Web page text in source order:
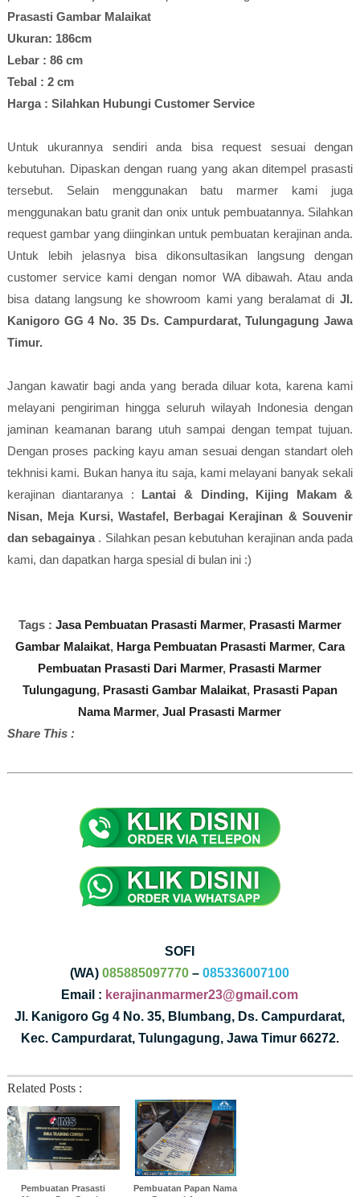
Prasasti Gambar Malaikat
Ukuran: 186cm
Lebar : 86 cm
Tebal : 2 cm
Harga : Silahkan Hubungi Customer Service
Untuk ukurannya sendiri anda bisa request sesuai dengan
kebutuhan. Dipaskan dengan ruang yang akan ditempel prasasti
tersebut. Selain menggunakan batu marmer kami juga
menggunakan batu granit dan onix untuk pembuatannya. Silahkan
request gambar yang diinginkan untuk pembuatan kerajinan anda.
Untuk lebih jelasnya bisa dikonsultasikan langsung dengan
customer service kami dengan nomor WA dibawah. Atau anda
bisa datang langsung ke showroom kami yang beralamat di Jl.
Kanigoro GG 4 No. 35 Ds. Campurdarat, Tulungagung Jawa
Timur.
Jangan kawatir bagi anda yang berada diluar kota, karena kami
melayani pengiriman hingga seluruh wilayah Indonesia dengan
jaminan keamanan barang utuh sampai dengan tempat tujuan.
Dengan proses packing kayu aman sesuai dengan standart oleh
tekhnisi kami. Bukan hanya itu saja, kami melayani banyak sekali
kerajinan diantaranya : Lantai & Dinding, Kijing Makam &
Nisan, Meja Kursi, Wastafel, Berbagai Kerajinan & Souvenir
dan sebagainya . Silahkan pesan kebutuhan kerajinan anda pada
kami, dan dapatkan harga spesial di bulan ini :)
Tags : Jasa Pembuatan Prasasti Marmer, Prasasti Marmer
Gambar Malaikat,Harga Pembuatan Prasasti Marmer, Cara
Pembuatan Prasasti Dari Marmer, Prasasti Marmer
Tulungagung, Prasasti Gambar Malaikat, Prasasti Papan
Nama Marmer,Jual Prasasti Marmer
Share This :
SOFI
(WA)085885097770 –085336007100
Email : kerajinanmarmer23@gmail.com
Jl. Kanigoro Gg 4 No. 35, Blumbang, Ds. Campurdarat,
Kec. Campurdarat, Tulungagung, Jawa Timur 66272.
Related Posts :
Pembuatan Prasasti
Pembuatan Papan Nama